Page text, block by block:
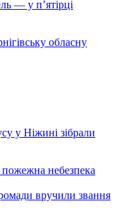
— у п’ятірці
обласну
у Ніжині зібрали
небезпека
вручили звання